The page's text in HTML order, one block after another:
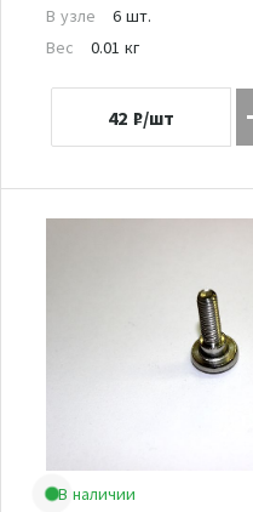
В узле
6 шт.
Вес
0.01 кг
42 ₽/шт
В наличии